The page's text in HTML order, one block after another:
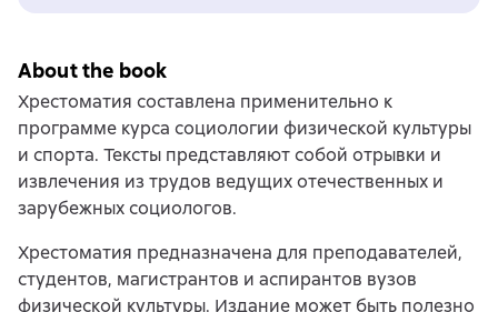
About the book
Хрестоматия составлена применительно к
программе курса социологии физической культуры
и спорта. Тексты представляют собой отрывки и
извлечения из трудов ведущих отечественных и
зарубежных социологов.
Хрестоматия предназначена для преподавателей,
студентов, магистрантов и аспирантов вузов
физической культуры. Издание может быть полезно